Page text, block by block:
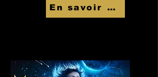
En savoir Plus